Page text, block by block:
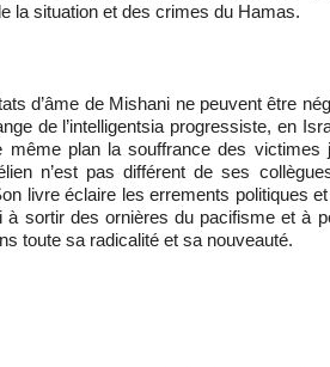
la situation et des crimes du Hamas.
de Mishani ne peuvent être
de l’intelligentsia progressiste, en
même plan la souffrance des
n’est pas différent de ses
livre éclaire les errements politiques
à sortir des ornières du pacifisme et à
toute sa radicalité et sa nouveauté.